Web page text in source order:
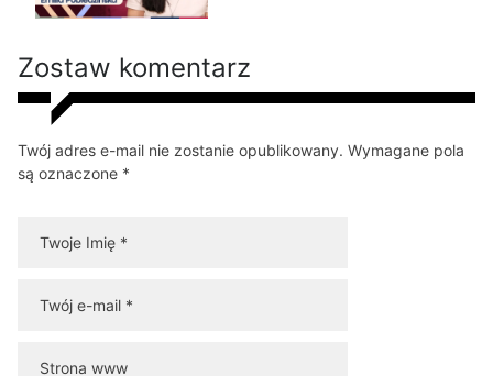
Zostaw komentarz
Twój adres e-mail nie zostanie opublikowany. Wymagane pola
są oznaczone *